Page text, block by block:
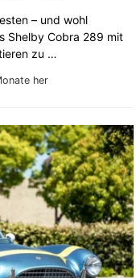
her
– und wohl
Shelby Cobra 289 mit
zu …